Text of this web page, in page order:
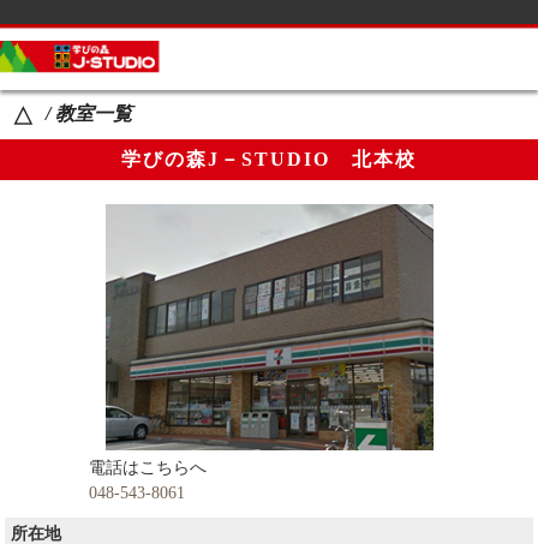
△ / 教室一覧
学びの森J－STUDIO 北本校
電話はこちらへ
048-543-8061
所在地
カテゴリーメニュー
コース案内
生徒の声・父母の声
生徒の学校名一覧